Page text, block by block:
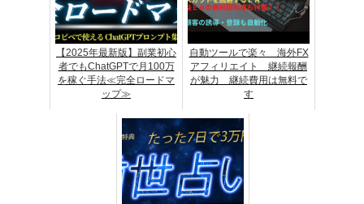
【2025年最新版】副業初心
者でもChatGPTで月100万
を稼ぐ手法≪完全ロードマ
ップ≫
自動ツールで楽々 海外FX
アフィリエイト 継続報酬
が魅力 継続費用は無料で
す